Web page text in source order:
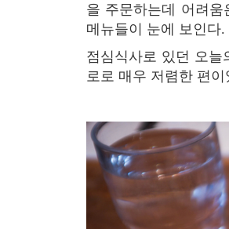
을 주문하는데 어려움
메뉴들이 눈에 보인다.
점심식사로 있던 오늘
로로 매우 저렴한 편이